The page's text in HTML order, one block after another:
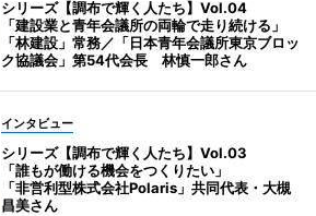
シリーズ【調布で輝く人たち】Vol.04
「建設業と青年会議所の両輪で走り続ける」
「林建設」常務／「日本青年会議所東京ブロッ
ク協議会」第54代会長 林慎一郎さん
インタビュー
シリーズ【調布で輝く人たち】Vol.03
「誰もが働ける機会をつくりたい」
「非営利型株式会社Polaris」共同代表・大槻
昌美さん